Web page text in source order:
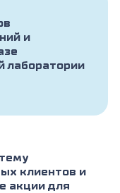
и
лаборатории
клиентов и
акции для